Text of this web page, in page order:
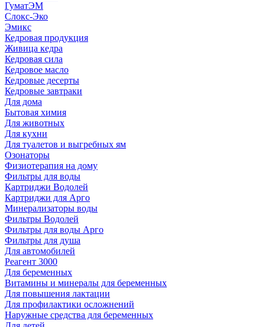
ГуматЭМ
Слокс-Эко
Эмикс
Кедровая продукция
Живица кедра
Кедровая сила
Кедровое масло
Кедровые десерты
Кедровые завтраки
Для дома
Бытовая химия
Для животных
Для кухни
Для туалетов и выгребных ям
Озонаторы
Физиотерапия на дому
Фильтры для воды
Картриджи Водолей
Картриджи для Арго
Минерализаторы воды
Фильтры Водолей
Фильтры для воды Арго
Фильтры для душа
Для автомобилей
Реагент 3000
Для беременных
Витамины и минералы для беременных
Для повышения лактации
Для профилактики осложнений
Наружные средства для беременных